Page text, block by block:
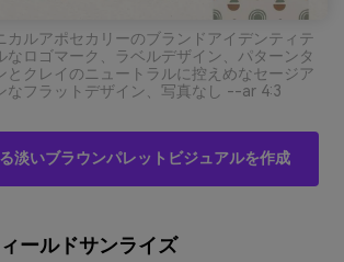
カルアポセカリーのブランドアイデンティテ
なロゴマーク、ラベルデザイン、パターンタ
とクレイのニュートラルに控えめなセージア
なフラットデザイン、写真なし --ar 4:3
淡いブラウンパレットビジュアルを作成
ールドサンライズ